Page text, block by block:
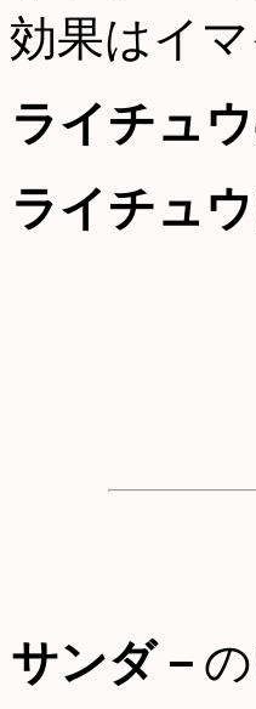
効果はイ
ライチュウ
ライチュウ
サンダ－ の